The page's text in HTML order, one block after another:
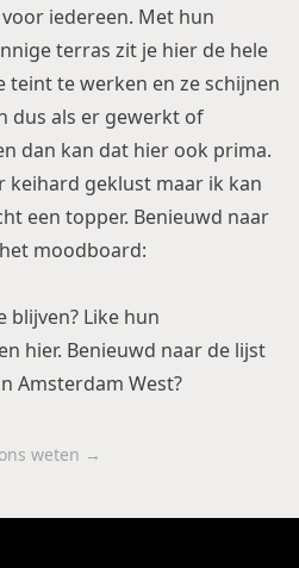
iedereen. Met hun
terras zit je hier de hele
teint te werken en ze schijnen
dus als er gewerkt of
dan kan dat hier ook prima.
geklust maar ik kan
een topper. Benieuwd naar
moodboard:
blijven? Like hun
hier. Benieuwd naar de lijst
Amsterdam West?
weten →